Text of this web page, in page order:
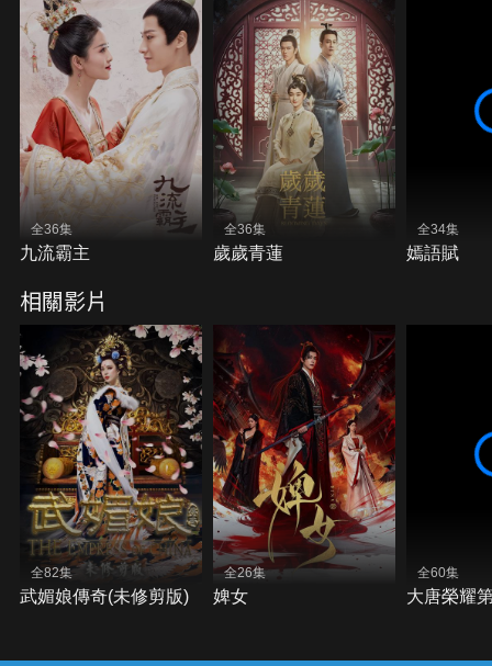
全36集
九流霸主
全36集
歲歲青蓮
全34集
嫣語賦
相關影片
全82集
武媚娘傳奇(未修剪版)
全26集
婢女
全60集
大唐榮耀